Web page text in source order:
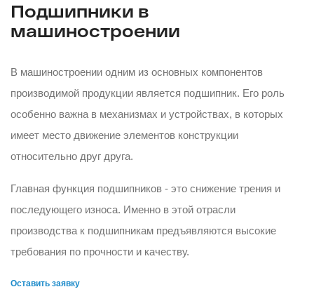
Подшипники в
машиностроении
В машиностроении одним из основных компонентов
производимой продукции является подшипник. Его роль
особенно важна в механизмах и устройствах, в которых
имеет место движение элементов конструкции
относительно друг друга.
Главная функция подшипников - это снижение трения и
последующего износа. Именно в этой отрасли
производства к подшипникам предъявляются высокие
требования по прочности и качеству.
Оставить заявку